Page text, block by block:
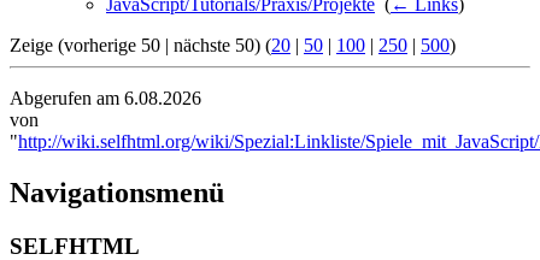
JavaScript/Tutorials/Praxis/Projekte (← Links)
Zeige (vorherige 50 | nächste 50) (20 | 50 | 100 | 250 | 500)
Abgerufen am 6.08.2026
von
"http://wiki.selfhtml.org/wiki/Spezial:Linkliste/
Navigationsmenü
SELFHTML